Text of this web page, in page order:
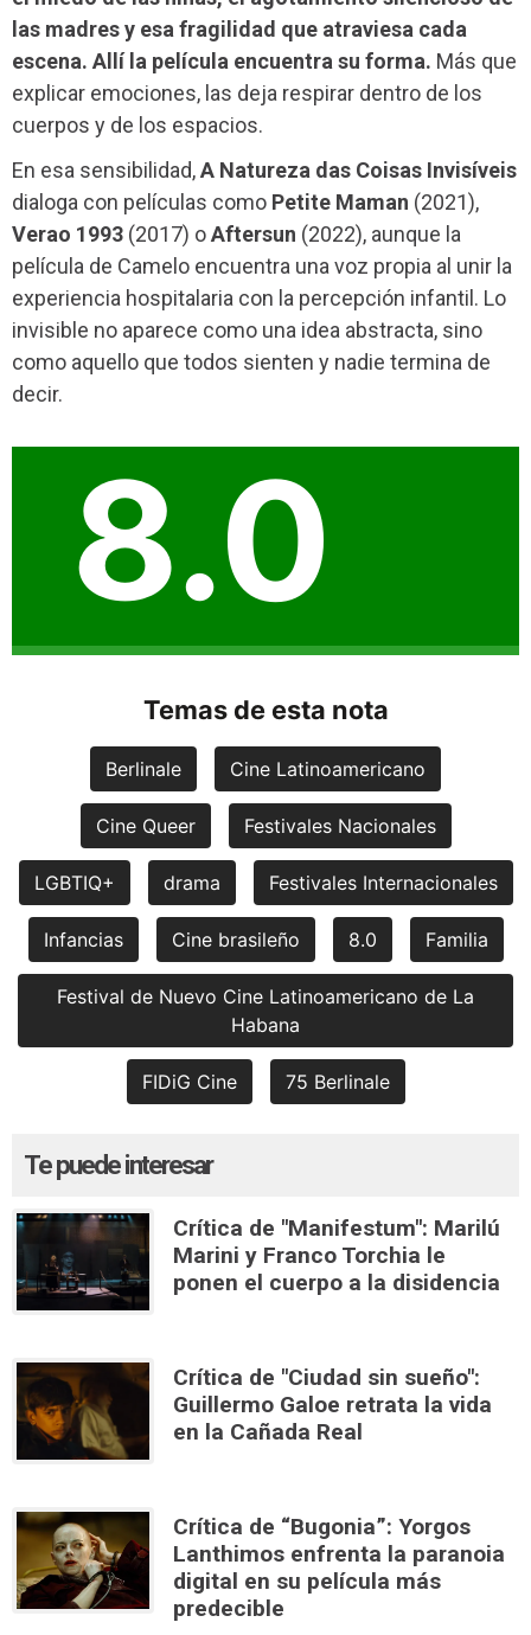
las madres y esa fragilidad que atraviesa cada
escena. Allí la película encuentra su forma. Más que
explicar emociones, las deja respirar dentro de los
cuerpos y de los espacios.
En esa sensibilidad,A Natureza das Coisas Invisíveis
dialoga con películas como Petite Maman (2021),
Verao 1993 (2017) oAftersun (2022), aunque la
película de Camelo encuentra una voz propia al unir la
experiencia hospitalaria con la percepción infantil. Lo
invisible no aparece como una idea abstracta, sino
como aquello que todos sienten y nadie termina de
decir.
8.0
Temas de esta nota
Berlinale Cine Latinoamericano
Cine Queer Festivales Nacionales
LGBTIQ+ drama Festivales Internacionales
Infancias Cine brasileño 8.0 Familia
Festival de Nuevo Cine Latinoamericano de La
Habana
FIDiG Cine 75 Berlinale
Te puede interesar
Crítica de "Manifestum": Marilú
Marini y Franco Torchia le
ponen el cuerpo a la disidencia
Crítica de "Ciudad sin sueño":
Guillermo Galoe retrata la vida
en la Cañada Real
Crítica de “Bugonia”: Yorgos
Lanthimos enfrenta la paranoia
digital en su película más
predecible